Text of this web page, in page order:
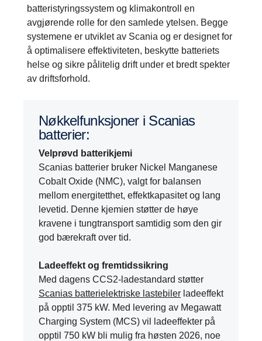
batteristyringssystem og klimakontroll en
avgjørende rolle for den samlede ytelsen. Begge
systemene er utviklet av Scania og er designet for
å optimalisere effektiviteten, beskytte batteriets
helse og sikre pålitelig drift under et bredt spekter
av driftsforhold.
Nøkkelfunksjoner i Scanias
batterier:
Velprøvd batterikjemi
Scanias batterier bruker Nickel Manganese
Cobalt Oxide (NMC), valgt for balansen
mellom energitetthet, effektkapasitet og lang
levetid. Denne kjemien støtter de høye
kravene i tungtransport samtidig som den gir
god bærekraft over tid.
Ladeeffekt og fremtidssikring
Med dagens CCS2-ladestandard støtter
Scanias batterielektriske lastebiler ladeeffekt
på opptil 375 kW. Med levering av Megawatt
Charging System (MCS) vil ladeeffekter på
opptil 750 kW bli mulig fra høsten 2026, noe